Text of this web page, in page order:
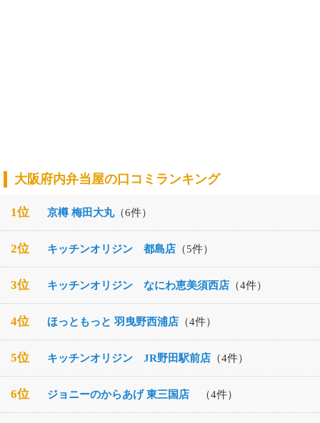
大阪府内弁当屋の口コミランキング
1位 京樽 梅田大丸（6件）
2位 キッチンオリジン 都島店 （5件）
3位 キッチンオリジン なにわ恵美須西店 （4件）
4位 ほっともっと 羽曳野西浦店 （4件）
5位 キッチンオリジン JR野田駅前店 （4件）
6位 ジョニーのからあげ 東三国店 （4件）